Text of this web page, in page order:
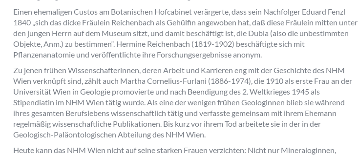
Einen ehemaligen Custos am Botanischen Hofcabinet verärgerte, dass sein Nachfolger Eduard Fenzl
1840 „sich das dicke Fräulein Reichenbach als Gehülfin angewoben hat, daß diese Fräulein mitten unter
den jungen Herrn auf dem Museum sitzt, und damit beschäftigt ist, die Dubia (also die unbestimmten
Objekte, Anm.) zu bestimmen“. Hermine Reichenbach (1819-1902) beschäftigte sich mit
Pflanzenanatomie und veröffentlichte ihre Forschungsergebnisse anonym.
Zu jenen frühen Wissenschafterinnen, deren Arbeit und Karrieren eng mit der Geschichte des NHM
Wien verknüpft sind, zählt auch Martha Cornelius-Furlani (1886-1974), die 1910 als erste Frau an der
Universität Wien in Geologie promovierte und nach Beendigung des 2. Weltkrieges 1945 als
Stipendiatin im NHM Wien tätig wurde. Als eine der wenigen frühen Geologinnen blieb sie während
ihres gesamten Berufslebens wissenschaftlich tätig und verfasste gemeinsam mit ihrem Ehemann
regelmäßig wissenschaftliche Publikationen. Bis kurz vor ihrem Tod arbeitete sie in der in der
Geologisch-Paläontologischen Abteilung des NHM Wien.
Heute kann das NHM Wien nicht auf seine starken Frauen verzichten: Nicht nur Mineraloginnen,